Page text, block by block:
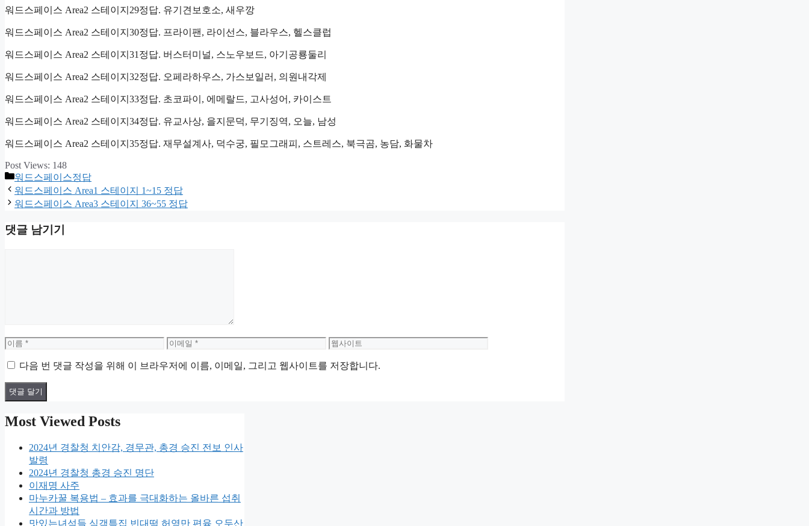
워드스페이스 Area2 스테이지29정답. 유기견보호소, 새우깡
워드스페이스 Area2 스테이지30정답. 프라이팬, 라이선스, 블라우스, 헬스클럽
워드스페이스 Area2 스테이지31정답. 버스터미널, 스노우보드, 아기공룡둘리
워드스페이스 Area2 스테이지32정답. 오페라하우스, 가스보일러, 의원내각제
워드스페이스 Area2 스테이지33정답. 초코파이, 에메랄드, 고사성어, 카이스트
워드스페이스 Area2 스테이지34정답. 유교사상, 을지문덕, 무기징역, 오늘, 남성
워드스페이스 Area2 스테이지35정답. 재무설계사, 덕수궁, 필모그래피, 스트레스, 북극곰, 농담, 화물차
Post Views: 148
카
테
고
워드스페이스정답
워드스페이스 Area1 스테이지 1~15 정답
워드스페이스 Area3 스테이지 36~55 정답
댓글 남기기
이
이
일
웹
이
다음 번 댓글 작성을 위해 이 브라우저에 이름, 이메일, 그리고 웹사이트를 저장합니다.
Most Viewed Posts
2024년 경찰청 치안감, 경무관, 총경 승진 전보 인사
발령
2024년 경찰청 총경 승진 명단
이재명 사주
마누카꿀 복용법 – 효과를 극대화하는 올바른 섭취
시간과 방법
맛있는녀석들 식객특집 빈대떡 허영만 편육 오두산